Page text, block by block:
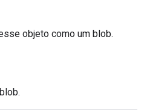
objeto como um blob.